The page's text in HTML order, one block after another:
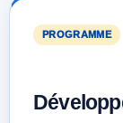
PROGRAMME